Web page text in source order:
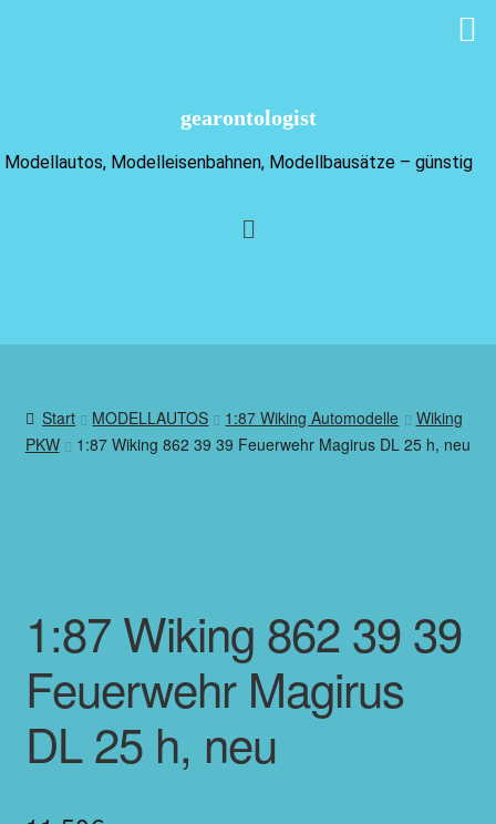
Modellautos, Modelleisenbahnen, Modellbausätze – günstig
Start MODELLAUTOS 1:87 Wiking Automodelle
Wiking
PKW
1:87 Wiking 862 39 39 Feuerwehr Magirus DL 25 h, neu
1:87 Wiking 862 39 39
Feuerwehr Magirus
DL 25 h, neu
gearontologist